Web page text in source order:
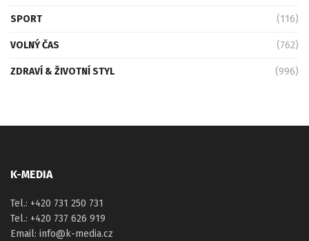
SPORT (116)
VOLNÝ ČAS (762)
ZDRAVÍ & ŽIVOTNÍ STYL (996)
K-MEDIA
Tel.: +420 731 250 731
Tel.: +420 737 626 919
Email: info@k-media.cz